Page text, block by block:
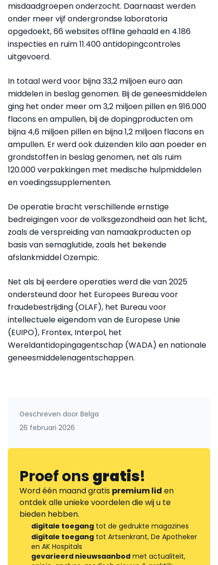
misdaadgroepen onderzocht. Daarnaast werden
onder meer vijf ondergrondse laboratoria
opgedoekt, 66 websites offline gehaald en 4.186
inspecties en ruim 11.400 antidopingcontroles
uitgevoerd.
In totaal werd voor bijna 33,2 miljoen euro aan
middelen in beslag genomen. Bij de geneesmiddelen
ging het onder meer om 3,2 miljoen pillen en 916.000
flacons en ampullen, bij de dopingproducten om
bijna 4,6 miljoen pillen en bijna 1,2 miljoen flacons en
ampullen. Er werd ook duizenden kilo aan poeder en
grondstoffen in beslag genomen, net als ruim
120.000 verpakkingen met medische hulpmiddelen
en voedingssupplementen.
De operatie bracht verschillende ernstige
bedreigingen voor de volksgezondheid aan het licht,
zoals de verspreiding van namaakproducten op
basis van semaglutide, zoals het bekende
afslankmiddel Ozempic.
Net als bij eerdere operaties werd die van 2025
ondersteund door het Europees Bureau voor
fraudebestrijding (OLAF), het Bureau voor
intellectuele eigendom van de Europese Unie
(EUIPO), Frontex, Interpol, het
Wereldantidopingagentschap (WADA) en nationale
geneesmiddelenagentschappen.
Geschreven door Belga
26 februari 2026
Proef onsgratis!
Word één maand gratis premium lid en
ontdek alle unieke voordelen die wij u te
bieden hebben.
digitale toegang tot de gedrukte magazines
digitale toegang tot Artsenkrant, De Apotheker
en AK Hospitals
gevarieerd nieuwsaanbod met actualiteit,